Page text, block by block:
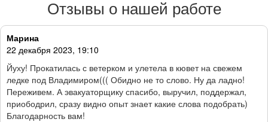
Отзывы о нашей работе
Ольга
04 декабря 2023, 15:26
Спасибо за помощь в трудной ситуации. Надеться не на кого,
что делать?? Вызывать эвакуатор! Деньги отходят на второй
план когда такое случается. В итоге остается только
благодарность. А если зима, мороз? Не шутите со здоровьем и
жизнью! Вызывайте сразу